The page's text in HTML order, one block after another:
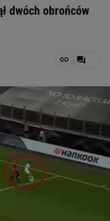
dwóch obrońców